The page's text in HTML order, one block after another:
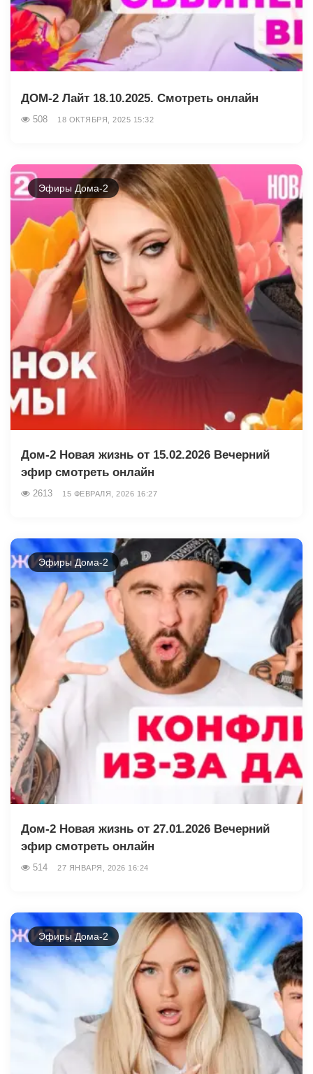
ДОМ-2 Лайт 18.10.2025. Смотреть онлайн
508 18 ОКТЯБРЯ, 2025 15:32
Эфиры Дома-2
Дом-2 Новая жизнь от 15.02.2026 Вечерний
эфир смотреть онлайн
2613 15 ФЕВРАЛЯ, 2026 16:27
Эфиры Дома-2
Дом-2 Новая жизнь от 27.01.2026 Вечерний
эфир смотреть онлайн
514 27 ЯНВАРЯ, 2026 16:24
Эфиры Дома-2